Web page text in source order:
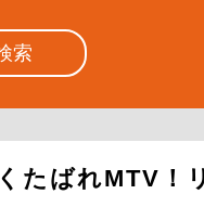
くたばれMTV！